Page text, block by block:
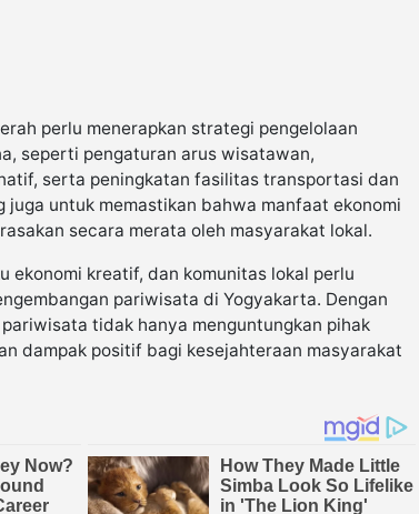
perlu menerapkan strategi pengelolaan
seperti pengaturan arus wisatawan,
serta peningkatan fasilitas transportasi dan
untuk memastikan bahwa manfaat ekonomi
secara merata oleh masyarakat lokal.
ekonomi kreatif, dan komunitas lokal perlu
pariwisata di Yogyakarta. Dengan
tidak hanya menguntungkan pihak
dampak positif bagi kesejahteraan masyarakat